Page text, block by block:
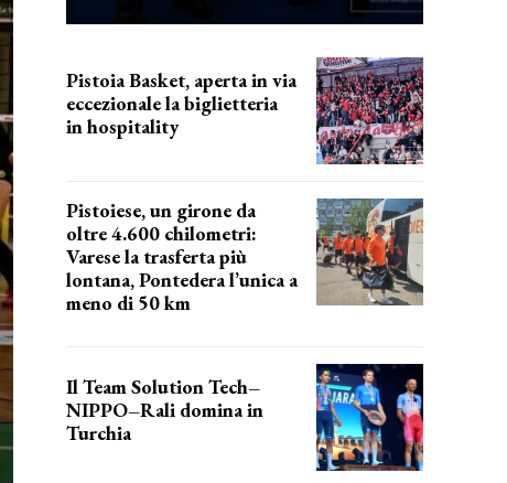
Pistoia Basket, aperta in via
eccezionale la biglietteria
in hospitality
Pistoiese, un girone da
oltre 4.600 chilometri:
Varese la trasferta più
lontana, Pontedera l’unica a
meno di 50 km
Il Team Solution Tech–
NIPPO–Rali domina in
Turchia